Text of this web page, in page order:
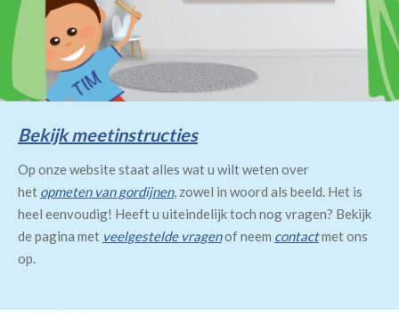
Bekijk meetinstructies
Op onze website staat alles wat u wilt weten over
het opmeten van gordijnen, zowel in woord als beeld. Het is
heel eenvoudig! Heeft u uiteindelijk toch nog vragen? Bekijk
de pagina met veelgestelde vragenof neem contactmet ons
op.